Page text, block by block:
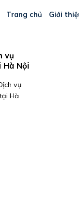
Trang chủ Giới
vụ
Nội
vụ
Hà